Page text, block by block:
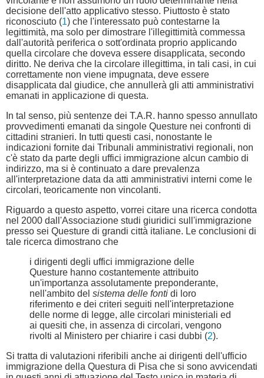
decisione dell'atto applicativo stesso. Piuttosto è stato
riconosciuto (1) che l'interessato può contestarne la
legittimità, ma solo per dimostrare l'illegittimità commessa
dall'autorità periferica o sott'ordinata proprio applicando
quella circolare che doveva essere disapplicata, secondo
diritto. Ne deriva che la circolare illegittima, in tali casi, in cui
correttamente non viene impugnata, deve essere
disapplicata dal giudice, che annullerà gli atti amministrativi
emanati in applicazione di questa.
In tal senso, più sentenze dei T.A.R. hanno spesso annullato
provvedimenti emanati da singole Questure nei confronti di
cittadini stranieri. In tutti questi casi, nonostante le
indicazioni fornite dai Tribunali amministrativi regionali, non
c'è stato da parte degli uffici immigrazione alcun cambio di
indirizzo, ma si è continuato a dare prevalenza
all'interpretazione data da atti amministrativi interni come le
circolari, teoricamente non vincolanti.
Riguardo a questo aspetto, vorrei citare una ricerca condotta
nel 2000 dall'Associazione studi giuridici sull'immigrazione
presso sei Questure di grandi città italiane. Le conclusioni di
tale ricerca dimostrano che
i dirigenti degli uffici immigrazione delle
Questure hanno costantemente attribuito
un'importanza assolutamente preponderante,
nell'ambito del sistema delle fonti di loro
riferimento e dei criteri seguiti nell'interpretazione
delle norme di legge, alle circolari ministeriali ed
ai quesiti che, in assenza di circolari, vengono
rivolti al Ministero per chiarire i casi dubbi (2).
Si tratta di valutazioni riferibili anche ai dirigenti dell'ufficio
immigrazione della Questura di Pisa che si sono avvicendati